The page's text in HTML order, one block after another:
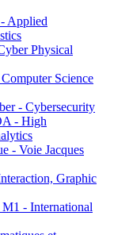
Applied
Physical
Science
- Cybersecurity
- High
- Voie Jacques
Graphic
- International